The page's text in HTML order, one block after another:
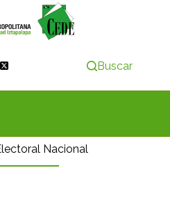
Buscar
Nacional